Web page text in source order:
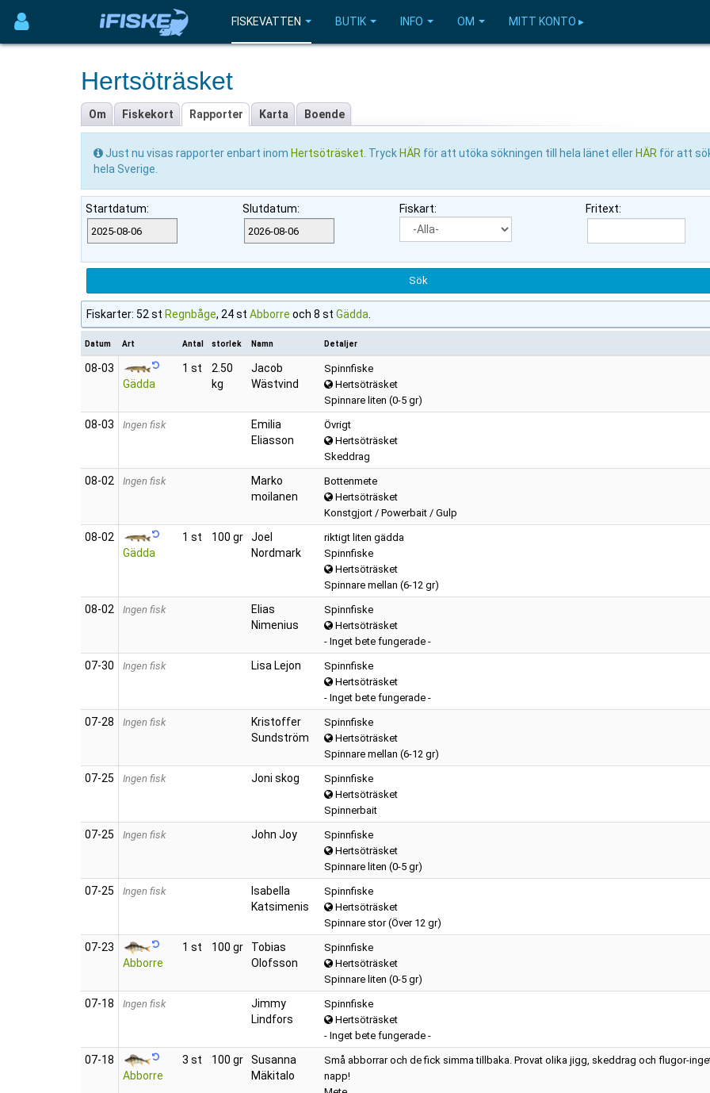
FISKEVATTEN BUTIK INFO OM MITT KONTO ▸
Hertsöträsket
Om Fiskekort Rapporter Karta Boende
Just nu visas rapporter enbart inom Hertsöträsket . Tryck HÄR för att utöka sökningen till hela länet eller HÄR för att
hela Sverige.
Startdatum: Slutdatum: Fiskart: Fritext:
Fiskarter: 52 st Regnbåge, 24 st Abborre och 8 st Gädda
Datum Art Antal storlek Namn Detaljer
08‑03
Gädda
1 st
2.50
kg
Jacob
Wästvind
Spinnfiske
Hertsöträsket
Spinnare liten (0-5 gr)
08‑03 Ingen fisk
Emilia
Eliasson
Övrigt
Hertsöträsket
Skeddrag
08‑02 Ingen fisk
Marko
moilanen
Bottenmete
Hertsöträsket
Konstgjort / Powerbait / Gulp
08‑02
Gädda
1 st 100 gr
Joel
Nordmark
riktigt liten gädda
Spinnfiske
Hertsöträsket
Spinnare mellan (6-12 gr)
08‑02 Ingen fisk
Elias
Nimenius
Spinnfiske
Hertsöträsket
- Inget bete fungerade -
07‑30 Ingen fisk Lisa Lejon
Spinnfiske
Hertsöträsket
- Inget bete fungerade -
07‑28 Ingen fisk
Kristoffer
Sundström
Spinnfiske
Hertsöträsket
Spinnare mellan (6-12 gr)
07‑25 Ingen fisk Joni skog
Spinnfiske
Hertsöträsket
Spinnerbait
07‑25 Ingen fisk John Joy
Spinnfiske
Hertsöträsket
Spinnare liten (0-5 gr)
07‑25 Ingen fisk
Isabella
Katsimenis
Spinnfiske
Hertsöträsket
Spinnare stor (Över 12 gr)
07‑23
Abborre
1 st 100 gr
Tobias
Olofsson
Spinnfiske
Hertsöträsket
Spinnare liten (0-5 gr)
07‑18 Ingen fisk
Jimmy
Lindfors
Spinnfiske
Hertsöträsket
- Inget bete fungerade -
07‑18
Abborre
3 st 100 gr
Susanna
Mäkitalo
Små abborrar och de fick simma tillbaka. Provat olika jigg, skeddrag och flugor-
napp!